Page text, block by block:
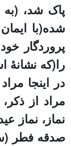
پاک شد،
شده(با
پروردگار
را(که نشانۀ
در اینجا
مراد از
نماز، نماز
صدقه فطر